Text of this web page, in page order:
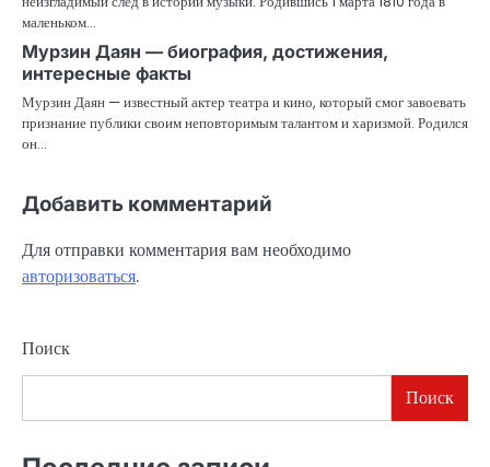
маленьком…
Мурзин Даян — биография, достижения,
интересные факты
Мурзин Даян — известный актер театра и кино, который смог завоевать
признание публики своим неповторимым талантом и харизмой. Родился
он…
Добавить комментарий
Для отправки комментария вам необходимо
авторизоваться.
Поиск
Поиск